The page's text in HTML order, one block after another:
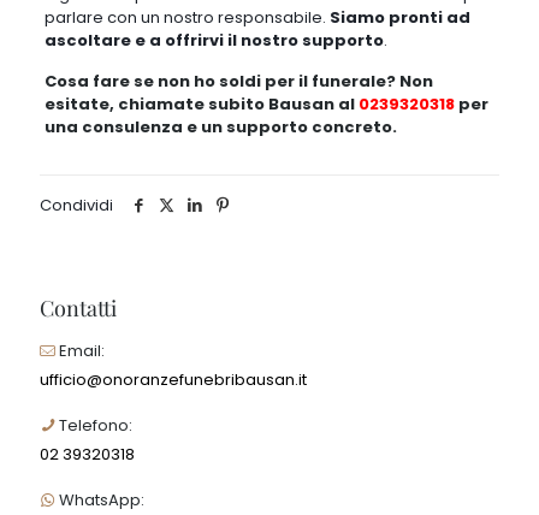
parlare con un nostro responsabile. Siamo pronti ad
ascoltare e a offrirvi il nostro supporto.
Cosa fare se non ho soldi per il funerale? Non
esitate, chiamate subito Bausan al 0239320318per
una consulenza e un supporto concreto.
Condividi
Contatti
Email:
ufficio@onoranzefunebribausan.it
Telefono:
02 39320318
WhatsApp: